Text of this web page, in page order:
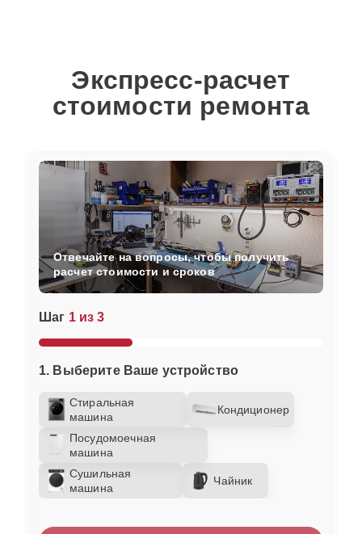
Экспресс-расчет
стоимости ремонта
Шаг 1 из 3
1. Выберите Ваше устройство
Стиральная
машина
Кондиционер
Посудомоечная
машина
Сушильная
машина
Чайник
Отвечайте на вопросы, чтобы получить
расчет стоимости и сроков